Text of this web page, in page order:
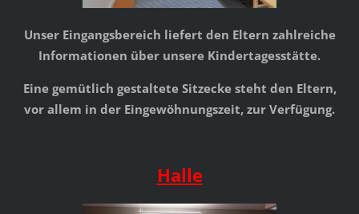
Unser Eingangsbereich liefert den Eltern zahlreiche
Informationen über unsere Kindertagesstätte.
Eine gemütlich gestaltete Sitzecke steht den Eltern,
vor allem in der Eingewöhnungszeit, zur Verfügung.
Halle